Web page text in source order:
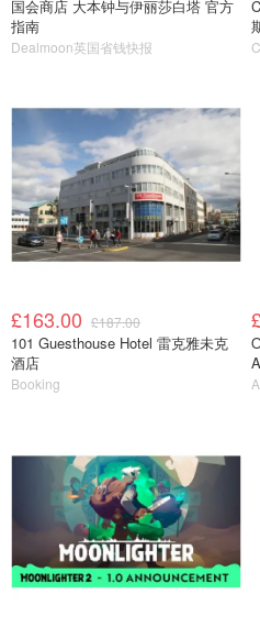
国会商店 大本钟与伊丽莎白塔 官方
指南
Dealmoon英国省钱快报
£163.00 £187.00
101 Guesthouse Hotel 雷克雅未克
酒店
Booking